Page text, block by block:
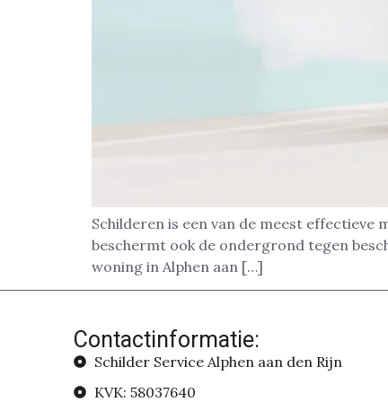
Schilderen is een van de meest
beschermt ook de ondergrond tegen
woning in Alphen aan […]
Contactinformatie:
Schilder Service Alphen aan den Rijn
KVK: 58037640